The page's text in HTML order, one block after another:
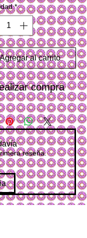
*
Agregar al carrito
compra
reseña.